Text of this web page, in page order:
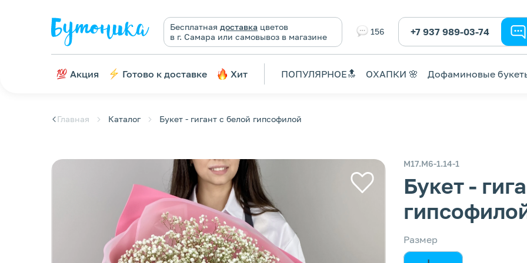
Бесплатная доставка цветов
в г. Самара или самовывоз в магазине
156 +7 937 989-03-74
Акция Готово к доставке Хит ПОПУЛЯРНОЕ🔝 ОХАПКИ 🌸 Дофаминовые
Главная Каталог Букет - гигант с белой гипсофилой
М17.М6-1.14-1
Букет -
Размер